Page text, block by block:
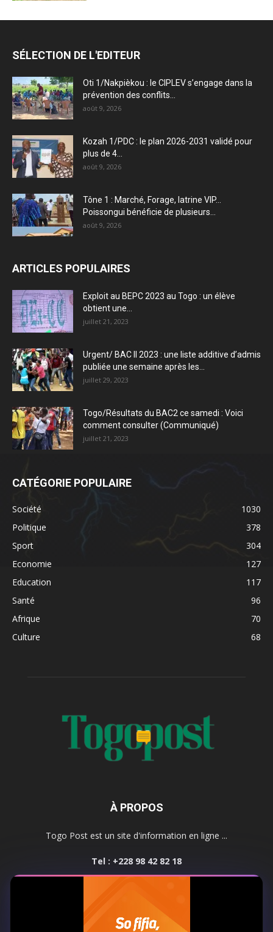
SÉLECTION DE L'EDITEUR
Oti 1/Nakpièkou : le CIPLEV s’engage dans la
prévention des conflits...
août 9, 2026
Kozah 1/PDC : le plan 2026-2031 validé pour
plus de 4...
août 9, 2026
Tône 1 : Marché, Forage, latrine VIP…
Poissongui bénéficie de plusieurs...
août 9, 2026
ARTICLES POPULAIRES
Exploit au BEPC 2023 au Togo : un élève
obtient une...
juillet 21, 2023
Urgent/ BAC II 2023 : une liste additive d’admis
publiée une semaine après les...
juillet 29, 2023
Togo/Résultats du BAC2 ce samedi : Voici
comment consulter (Communiqué)
juillet 21, 2023
CATÉGORIE POPULAIRE
Société
1030
Politique
378
Sport
304
Economie
127
Education
117
Santé
96
Afrique
70
Culture
68
À PROPOS
Togo Post est un site d'information en ligne ...
Tel : +228 98 42 82 18